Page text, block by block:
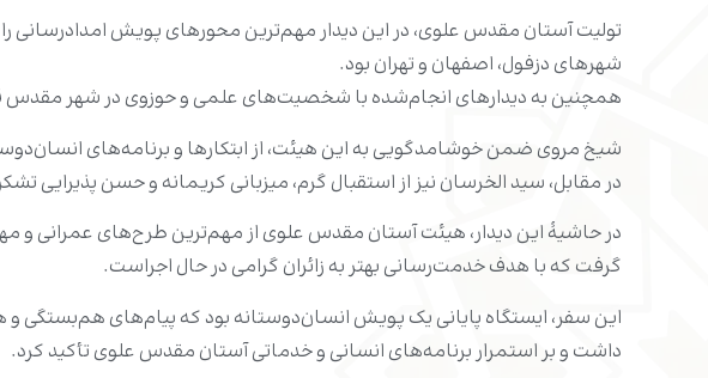
تولیت آستان مقدس علوی، در این دیدار مهم‌ترین محورهای پویش امدادرسانی
شهرهای دزفول، اصفهان و تهران بود.
همچنین به دیدارهای انجام‌شده با شخصیت‌های علمی و حوزوی در شهر مقدس
شیخ مروی ضمن خوشامدگویی به این هیئت، از ابتکارها و برنامه‌های
در مقابل، سید الخرسان نیز از استقبال گرم، میزبانی کریمانه و حسن پذیرایی
در حاشیۀ این دیدار، هیئت آستان مقدس علوی از مهم‌ترین طرح‌های عمرانی و
گرفت که با هدف خدمت‌رسانی بهتر به زائران گرامی در حال اجراست.
این سفر، ایستگاه پایانی یک پویش انسان‌دوستانه بود که پیام‌های هم‌بستگی و
داشت و بر استمرار برنامه‌های انسانی و خدماتی آستان مقدس علوی تأکید کرد.